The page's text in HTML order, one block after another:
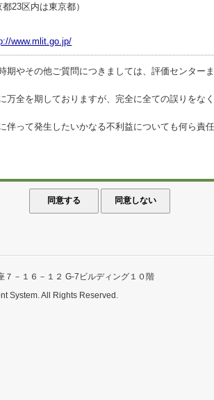
23区内は東京都）
www.mlit.go.jp/
やその他ご質問につきましては、評価センター
全を期しておりますが、完全に全ての誤りをな
って発生したいかなる不利益についても何ら責
７－１６－１２ G-7ビルディング１０階
System. All Rights Reserved.